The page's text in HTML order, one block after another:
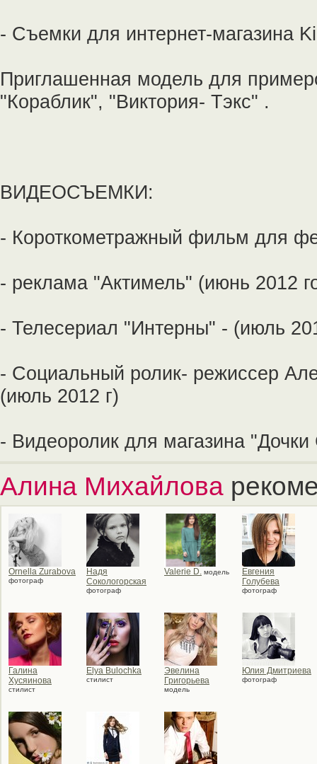
- Съемки для интернет-магазина
Приглашенная модель для
"Кораблик", "Виктория- Тэкс" .
ВИДЕОСЪЕМКИ:
- Короткометражный фильм для
- реклама "Актимель" (июнь 2012
- Телесериал "Интерны" - (июль
- Социальный ролик- режиссер
(июль 2012 г)
- Видеоролик для магазина "Дочки
Алина Михайлова
Ornella Zurabova
фотограф
Надя
Сокологорская
фотограф
Valerie D. модель
Евгения
Голубева
фотограф
Галина
Хусяинова
стилист
Elya Bulochka
стилист
Эвелина
Григорьева
модель
Юлия Дмитриева
фотограф